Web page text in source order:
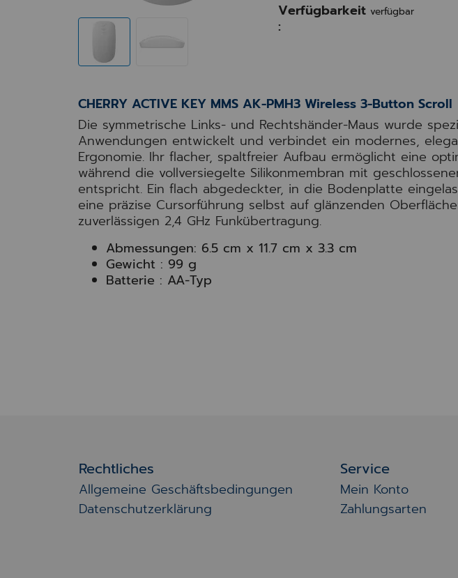
Verfügbarkeit
:
verfügbar
CHERRY ACTIVE KEY MMS AK-PMH3 Wireless 3-Button Scroll
Die symmetrische Links- und Rechtshänder-Maus wurde
Anwendungen entwickelt und verbindet ein modernes,
Ergonomie. Ihr flacher, spaltfreier Aufbau ermöglicht eine
während die vollversiegelte Silikonmembran mit
entspricht. Ein flach abgedeckter, in die Bodenplatte
eine präzise Cursorführung selbst auf glänzenden
zuverlässigen 2,4 GHz Funkübertragung.
Abmessungen: 6.5 cm x 11.7 cm x 3.3 cm
Gewicht : 99 g
Batterie : AA-Typ
Rechtliches
Allgemeine Geschäftsbedingungen
Datenschutzerklärung
Service
Mein Konto
Zahlungsarten